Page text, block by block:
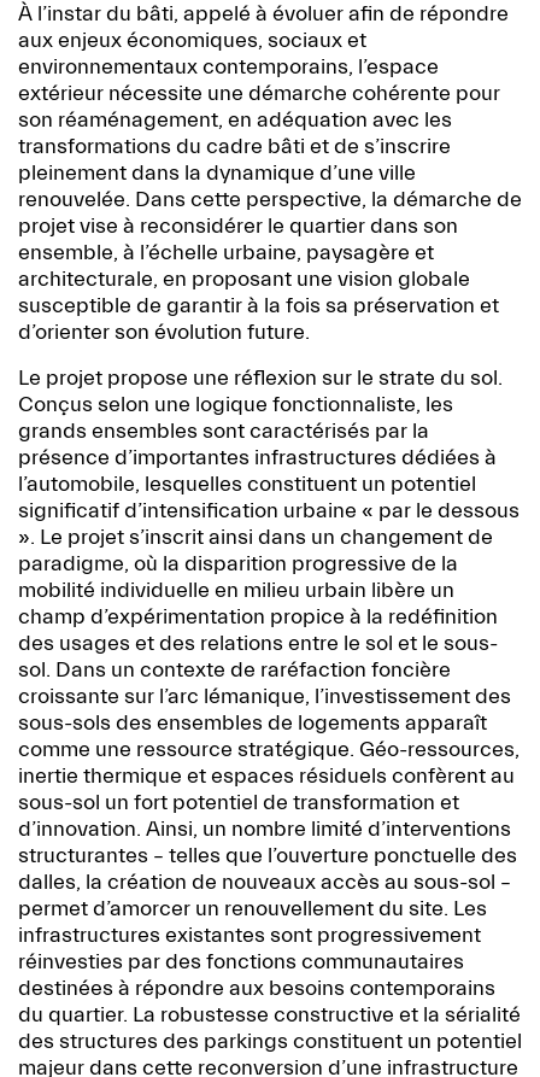
À l’instar du bâti, appelé à évoluer afin de répondre
aux enjeux économiques, sociaux et
environnementaux contemporains, l’espace
extérieur nécessite une démarche cohérente pour
son réaménagement, en adéquation avec les
transformations du cadre bâti et de s’inscrire
pleinement dans la dynamique d’une ville
renouvelée. Dans cette perspective, la démarche de
projet vise à reconsidérer le quartier dans son
ensemble, à l’échelle urbaine, paysagère et
architecturale, en proposant une vision globale
susceptible de garantir à la fois sa préservation et
d’orienter son évolution future.
Le projet propose une réflexion sur le strate du sol.
Conçus selon une logique fonctionnaliste, les
grands ensembles sont caractérisés par la
présence d’importantes infrastructures dédiées à
l’automobile, lesquelles constituent un potentiel
significatif d’intensification urbaine « par le dessous
». Le projet s’inscrit ainsi dans un changement de
paradigme, où la disparition progressive de la
mobilité individuelle en milieu urbain libère un
champ d’expérimentation propice à la redéfinition
des usages et des relations entre le sol et le sous-
sol. Dans un contexte de raréfaction foncière
croissante sur l’arc lémanique, l’investissement des
sous-sols des ensembles de logements apparaît
comme une ressource stratégique. Géo-ressources,
inertie thermique et espaces résiduels confèrent au
sous-sol un fort potentiel de transformation et
d’innovation. Ainsi, un nombre limité d’interventions
structurantes – telles que l’ouverture ponctuelle des
dalles, la création de nouveaux accès au sous-sol –
permet d’amorcer un renouvellement du site. Les
infrastructures existantes sont progressivement
réinvesties par des fonctions communautaires
destinées à répondre aux besoins contemporains
du quartier. La robustesse constructive et la sérialité
des structures des parkings constituent un potentiel
majeur dans cette reconversion d’une infrastructure